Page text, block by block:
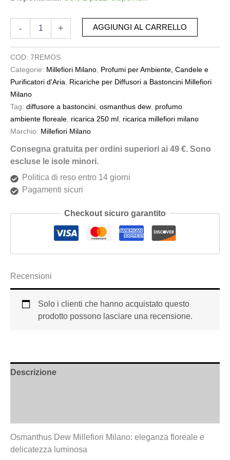
- + AGGIUNGI AL CARRELLO
COD: 7REMOS
Categorie: Millefiori Milano Profumi per Ambiente, Candele e
Purificatori d'Aria
Ricariche per Diffusori a Bastoncini Millefiori
Milano
Tag: diffusore a bastoncini osmanthus dew profumo
ambiente floreale ricarica 250 ml ricarica millefiori milano
Marchio: Millefiori Milano
Consegna gratuita per ordini superiori ai 49 €. Sono
escluse le isole minori.
Politica di reso entro 14 giorni
Pagamenti sicuri
Checkout sicuro garantito
Recensioni
Solo i clienti che hanno acquistato questo
prodotto possono lasciare una recensione.
Descrizione
Osmanthus Dew Millefiori Milano: eleganza floreale e
delicatezza luminosa